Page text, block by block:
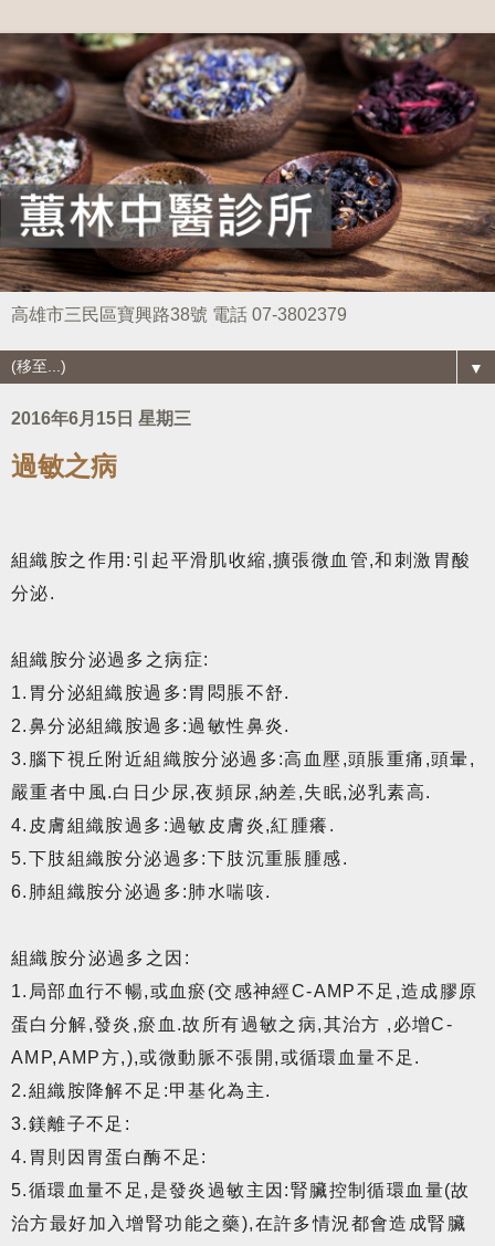
高雄市三民區寶興路38號 電話 07-3802379
▼
2016年6月15日 星期三
過敏之病
組織胺之作用:引起平滑肌收縮,擴張微血管,和刺激胃酸
分泌.
組織胺分泌過多之病症:
1.胃分泌組織胺過多:胃悶脹不舒.
2.鼻分泌組織胺過多:過敏性鼻炎.
3.腦下視丘附近組織胺分泌過多:高血壓,頭脹重痛,頭暈,
嚴重者中風.白日少尿,夜頻尿,納差,失眠,泌乳素高.
4.皮膚組織胺過多:過敏皮膚炎,紅腫癢.
5.下肢組織胺分泌過多:下肢沉重脹腫感.
6.肺組織胺分泌過多:肺水喘咳.
組織胺分泌過多之因:
1.局部血行不暢,或血瘀(交感神經C-AMP不足,造成膠原
蛋白分解,發炎,瘀血.故所有過敏之病,其治方 ,必增C-
AMP,AMP方,),或微動脈不張開,或循環血量不足.
2.組織胺降解不足:甲基化為主.
3.鎂離子不足:
4.胃則因胃蛋白酶不足:
5.循環血量不足,是發炎過敏主因:腎臟控制循環血量(故
治方最好加入增腎功能之藥),在許多情況都會造成腎臟